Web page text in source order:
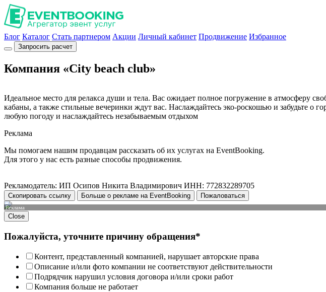
Блог Каталог Стать партнером Акции Личный кабинет Продвижение Избранное
Запросить расчет
Компания «City beach club»
Идеальное место для релакса души и тела. Вас ожидает полное погружение в атмосферу
кабаны, а также стильные вечеринки ждут вас. Наслаждайтесь эко-роскошью и забудьте
любую погоду и наслаждайтесь незабываемым отдыхом
Реклама
Мы помогаем нашим продавцам рассказать об их услугах на EventBooking.
Для этого у нас есть разные способы продвижения.
Рекламодатель: ИП Осипов Никита Владимирович ИНН: 772832289705
Скопировать ссылку Больше о рекламе на EventBooking Пожаловаться
Реклама
Close
Пожалуйста, уточните причину обращения*
Контент, представленный компанией, нарушает авторские права
Описание и/или фото компании не соответствуют действительности
Подрядчик нарушил условия договора и/или сроки работ
Компания больше не работает